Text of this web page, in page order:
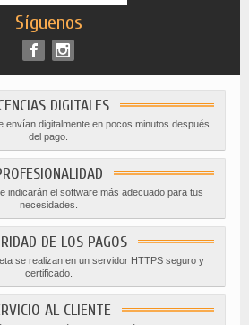
Síguenos
DIGITALES
envían digitalmente en pocos minutos después
del pago.
indicarán el software más adecuado para tus
necesidades.
DE LOS PAGOS
se realizan en un servidor HTTPS seguro y
certificado.
AL CLIENTE